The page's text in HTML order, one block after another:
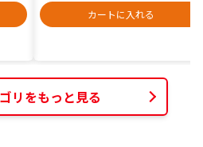
カートに入れる
リをもっと見る